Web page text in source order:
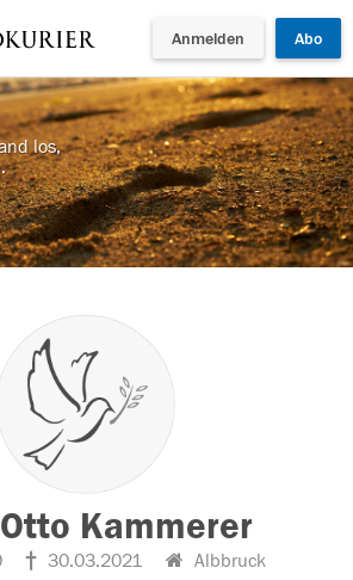
Anmelden Abo
los,
Kammerer
30.03.2021 Albbruck